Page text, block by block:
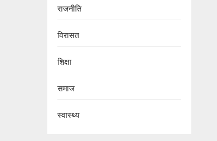
राजनीति
‍‍विरासत
शिक्षा
समाज
स्वास्थ्य